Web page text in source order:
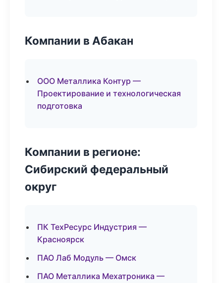
Компании в Абакан
ООО Металлика Контур —
Проектирование и технологическая
подготовка
Компании в регионе:
Сибирский федеральный
округ
ПК ТехРесурс Индустрия —
Красноярск
ПАО Лаб Модуль — Омск
ПАО Металлика Мехатроника —